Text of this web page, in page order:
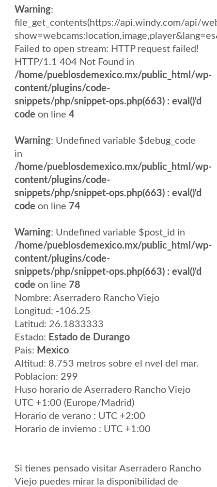
Warning:
file_get_contents(https://api.windy.com/api/
Failed to open stream: HTTP request failed!
HTTP/1.1 404 Not Found in
/home/pueblosdemexico.mx/public_html/wp-
content/plugins/code-
snippets/php/snippet-ops.php(663) : eval()'d
code on line 4
Warning: Undefined variable $debug_code
in
/home/pueblosdemexico.mx/public_html/wp-
content/plugins/code-
snippets/php/snippet-ops.php(663) : eval()'d
code on line 74
Warning: Undefined variable $post_id in
/home/pueblosdemexico.mx/public_html/wp-
content/plugins/code-
snippets/php/snippet-ops.php(663) : eval()'d
code on line 78
Nombre: Aserradero Rancho Viejo
Longitud: -106.25
Latitud: 26.1833333
Estado: Estado de Durango
Pais: Mexico
Altitud: 8.753 metros sobre el nvel del mar.
Poblacion: 299
Huso horario de Aserradero Rancho Viejo
UTC +1:00 (Europe/Madrid)
Horario de verano : UTC +2:00
Horario de invierno : UTC +1:00
Si tienes pensado visitar Aserradero Rancho
Viejo puedes mirar la disponibilidad de